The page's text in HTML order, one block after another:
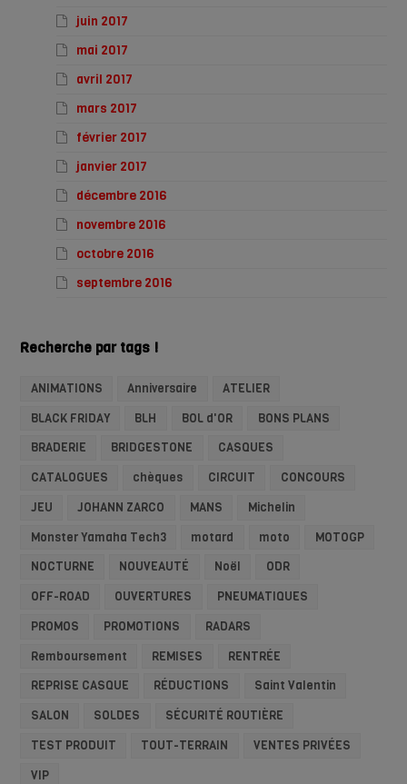
juin 2017
mai 2017
avril 2017
mars 2017
février 2017
janvier 2017
décembre 2016
novembre 2016
octobre 2016
septembre 2016
Recherche par tags !
ANIMATIONS Anniversaire
ATELIER
BLACK FRIDAY
BLH BOL d'OR
BONS PLANS
BRADERIE
BRIDGESTONE
CASQUES
CATALOGUES
chèques CIRCUIT
CONCOURS
JEU
JOHANN ZARCO MANS
Michelin
Monster Yamaha Tech3
motard moto
MOTOGP
NOCTURNE
NOUVEAUTÉ Noël
ODR
OFF-ROAD
OUVERTURES
PNEUMATIQUES
PROMOS
PROMOTIONS
RADARS
Remboursement
REMISES
RENTRÉE
REPRISE CASQUE
RÉDUCTIONS
Saint Valentin
SALON
SOLDES
SÉCURITÉ ROUTIÈRE
TEST PRODUIT
TOUT-TERRAIN
VENTES PRIVÉES
VIP